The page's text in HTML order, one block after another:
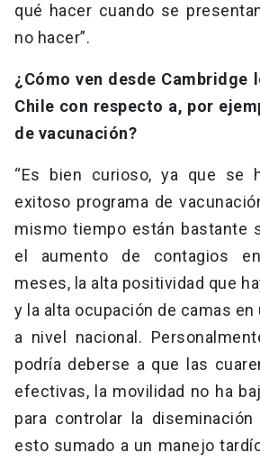
qué hacer cuando se
no hacer”.
¿Cómo ven desde Cambridge
Chile con respecto a, por
de vacunación?
“Es bien curioso, ya que se
exitoso programa de
mismo tiempo están bastante
el aumento de contagios
meses, la alta positividad que
y la alta ocupación de camas
a nivel nacional.
podría deberse a que las
efectivas, la movilidad no ha
para controlar la
esto sumado a un manejo